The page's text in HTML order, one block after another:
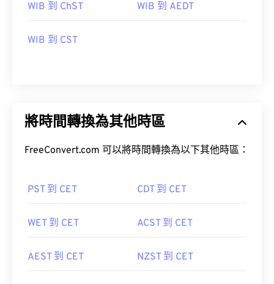
WIB 到 ChST WIB 到 AEDT
WIB 到 CST
將時間轉換為其他時區
FreeConvert.com 可以將時間轉換為以下其他時區：
PST 到 CET CDT 到 CET
WET 到 CET ACST 到 CET
AEST 到 CET NZST 到 CET